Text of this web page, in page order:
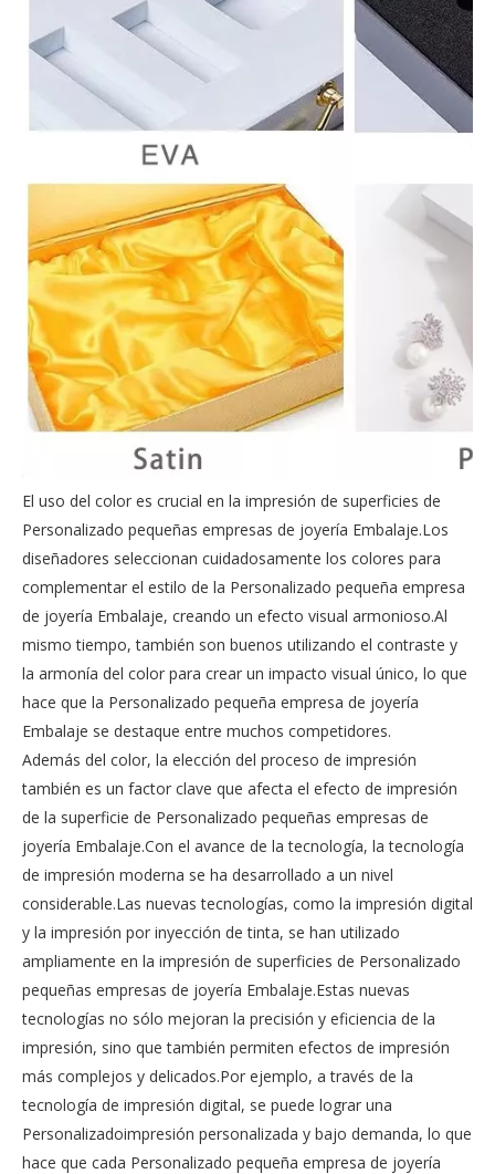
El uso del color es crucial en la impresión de superficies de
Personalizado pequeñas empresas de joyería Embalaje.Los
diseñadores seleccionan cuidadosamente los colores para
complementar el estilo de la Personalizado pequeña empresa
de joyería Embalaje, creando un efecto visual armonioso.Al
mismo tiempo, también son buenos utilizando el contraste y
la armonía del color para crear un impacto visual único, lo que
hace que la Personalizado pequeña empresa de joyería
Embalaje se destaque entre muchos competidores.
Además del color, la elección del proceso de impresión
también es un factor clave que afecta el efecto de impresión
de la superficie de Personalizado pequeñas empresas de
joyería Embalaje.Con el avance de la tecnología, la tecnología
de impresión moderna se ha desarrollado a un nivel
considerable.Las nuevas tecnologías, como la impresión digital
y la impresión por inyección de tinta, se han utilizado
ampliamente en la impresión de superficies de Personalizado
pequeñas empresas de joyería Embalaje.Estas nuevas
tecnologías no sólo mejoran la precisión y eficiencia de la
impresión, sino que también permiten efectos de impresión
más complejos y delicados.Por ejemplo, a través de la
tecnología de impresión digital, se puede lograr una
Personalizadoimpresión personalizada y bajo demanda, lo que
hace que cada Personalizado pequeña empresa de joyería